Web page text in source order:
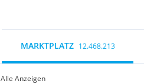
MARKTPLATZ 12.468.213
Alle Anzeigen